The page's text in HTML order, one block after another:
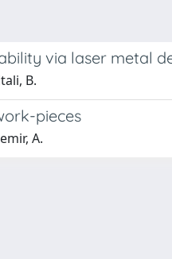
via laser metal
B.
pieces
A.